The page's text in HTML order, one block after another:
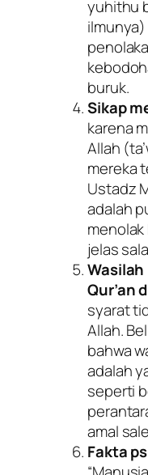
yuhithu
buruk.
Sikap
karena
Allah (
mereka
Ustadz
adalah
jelas
Qur’an
syarat
Allah.
bahwa
adalah
seperti
amal
Fakta